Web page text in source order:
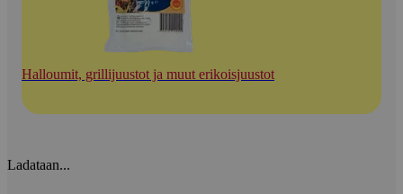
Halloumit, grillijuustot ja muut erikoisjuustot
Ladataan...